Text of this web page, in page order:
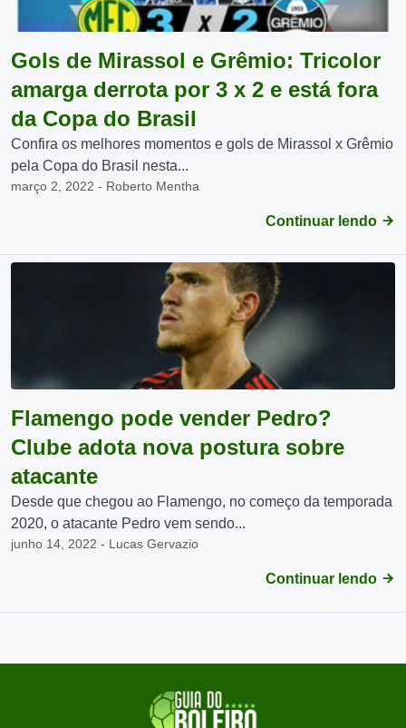
Gols de Mirassol e Grêmio: Tricolor
amarga derrota por 3 x 2 e está fora
da Copa do Brasil
Confira os melhores momentos e gols de Mirassol x Grêmio
pela Copa do Brasil nesta...
março 2, 2022 - Roberto Mentha
Continuar lendo
Flamengo pode vender Pedro?
Clube adota nova postura sobre
atacante
Desde que chegou ao Flamengo, no começo da temporada
2020, o atacante Pedro vem sendo...
junho 14, 2022 - Lucas Gervazio
Continuar lendo